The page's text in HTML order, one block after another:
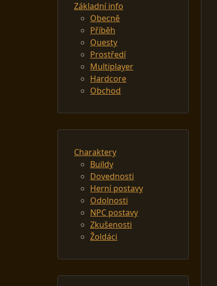
Základní info
Obecně
Příběh
Questy
Prostředí
Multiplayer
Hardcore
Obchod
Charaktery
Buildy
Dovednosti
Herní postavy
Odolnosti
NPC postavy
Zkušenosti
Žoldáci